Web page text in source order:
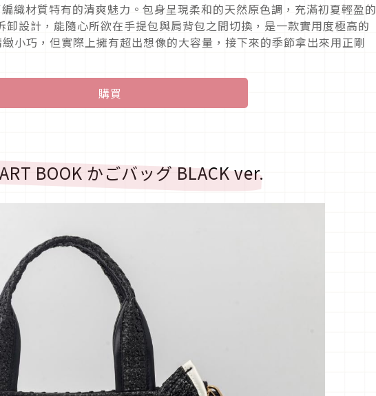
織材質特有的清爽魅力。包身呈現柔和的天然原色調，充滿初夏輕盈的
卸設計，能隨心所欲在手提包與肩背包之間切換，是一款實用度極高的
小巧，但實際上擁有超出想像的大容量，接下來的季節拿出來用正剛
購買
BOOK かごバッグ BLACK ver.